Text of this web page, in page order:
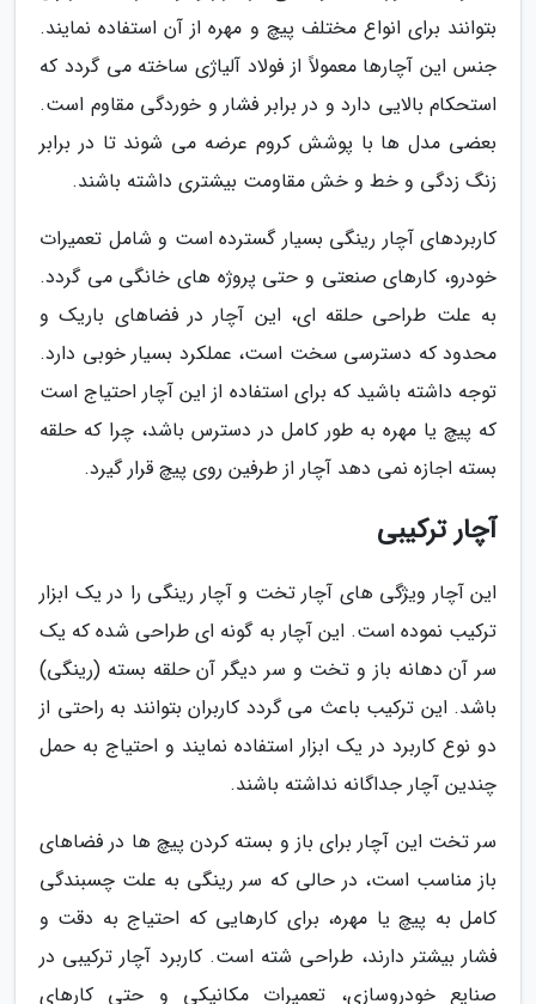
بتوانند برای انواع مختلف پیچ و مهره از آن استفاده نمایند.
جنس این آچارها معمولاً از فولاد آلیاژی ساخته می گردد که
استحکام بالایی دارد و در برابر فشار و خوردگی مقاوم است.
بعضی مدل ها با پوشش کروم عرضه می شوند تا در برابر
زنگ زدگی و خط و خش مقاومت بیشتری داشته باشند.
کاربردهای آچار رینگی بسیار گسترده است و شامل تعمیرات
خودرو، کارهای صنعتی و حتی پروژه های خانگی می گردد.
به علت طراحی حلقه ای، این آچار در فضاهای باریک و
محدود که دسترسی سخت است، عملکرد بسیار خوبی دارد.
توجه داشته باشید که برای استفاده از این آچار احتیاج است
که پیچ یا مهره به طور کامل در دسترس باشد، چرا که حلقه
بسته اجازه نمی دهد آچار از طرفین روی پیچ قرار گیرد.
آچار ترکیبی
این آچار ویژگی های آچار تخت و آچار رینگی را در یک ابزار
ترکیب نموده است. این آچار به گونه ای طراحی شده که یک
سر آن دهانه باز و تخت و سر دیگر آن حلقه بسته (رینگی)
باشد. این ترکیب باعث می گردد کاربران بتوانند به راحتی از
دو نوع کاربرد در یک ابزار استفاده نمایند و احتیاج به حمل
چندین آچار جداگانه نداشته باشند.
سر تخت این آچار برای باز و بسته کردن پیچ ها در فضاهای
باز مناسب است، در حالی که سر رینگی به علت چسبندگی
کامل به پیچ یا مهره، برای کارهایی که احتیاج به دقت و
فشار بیشتر دارند، طراحی شته است. کاربرد آچار ترکیبی در
صنایع خودروسازی، تعمیرات مکانیکی و حتی کارهای